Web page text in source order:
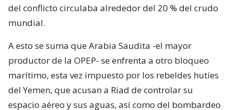
del conflicto circulaba alrededor del 20 % del crudo
mundial.
A esto se suma que Arabia Saudita -el mayor
productor de la OPEP- se enfrenta a otro bloqueo
marítimo, esta vez impuesto por los rebeldes hutíes
del Yemen, que acusan a Riad de controlar su
espacio aéreo y sus aguas, así como del bombardeo